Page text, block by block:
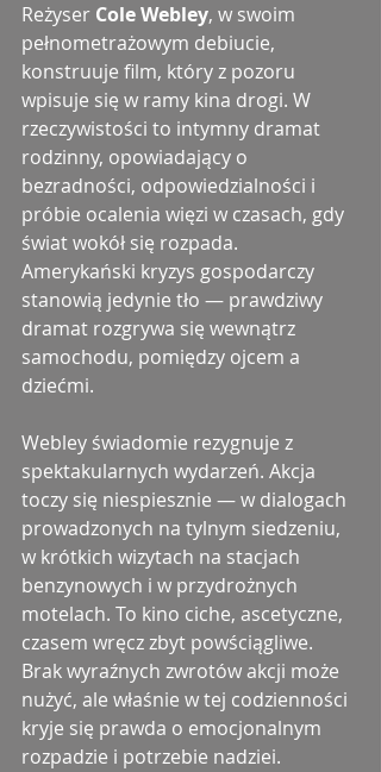
Reżyser Cole Webley, w swoim
pełnometrażowym debiucie,
konstruuje film, który z pozoru
wpisuje się w ramy kina drogi. W
rzeczywistości to intymny dramat
rodzinny, opowiadający o
bezradności, odpowiedzialności i
próbie ocalenia więzi w czasach, gdy
świat wokół się rozpada.
Amerykański kryzys gospodarczy
stanowią jedynie tło — prawdziwy
dramat rozgrywa się wewnątrz
samochodu, pomiędzy ojcem a
dziećmi.
Webley świadomie rezygnuje z
spektakularnych wydarzeń. Akcja
toczy się niespiesznie — w dialogach
prowadzonych na tylnym siedzeniu,
w krótkich wizytach na stacjach
benzynowych i w przydrożnych
motelach. To kino ciche, ascetyczne,
czasem wręcz zbyt powściągliwe.
Brak wyraźnych zwrotów akcji może
nużyć, ale właśnie w tej codzienności
kryje się prawda o emocjonalnym
rozpadzie i potrzebie nadziei.